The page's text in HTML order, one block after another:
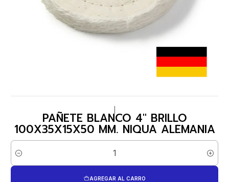
PAÑETE BLANCO 4" BRILLO
100X35X15X50 MM. NIQUA ALEMANIA
Cantidad
AGREGAR AL CARRO